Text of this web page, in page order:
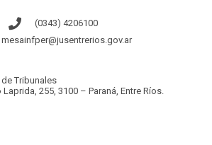
(0343) 4206100
mesainfper@jusentrerios.gov.ar
Tribunales
255, 3100 – Paraná, Entre Ríos.